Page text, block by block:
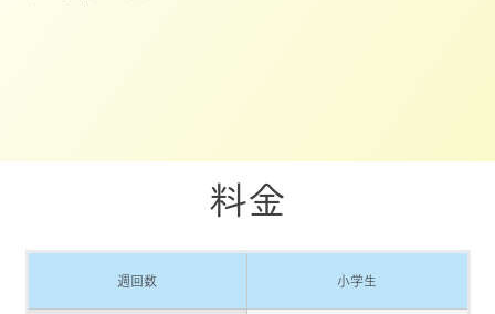
​料金
週回数 小学生